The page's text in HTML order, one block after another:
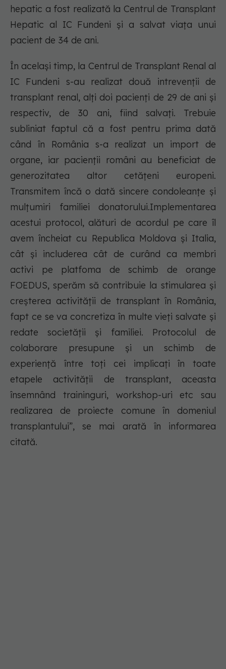
hepatic a fost realizată la Centrul de Transplant
Hepatic al IC Fundeni şi a salvat viaţa unui
pacient de 34 de ani.
În acelaşi timp, la Centrul de Transplant Renal al
IC Fundeni s-au realizat două intrevenţii de
transplant renal, alţi doi pacienţi de 29 de ani şi
respectiv, de 30 ani, fiind salvaţi. Trebuie
subliniat faptul că a fost pentru prima dată
când în România s-a realizat un import de
organe, iar pacienţii români au beneficiat de
generozitatea altor cetăţeni europeni.
Transmitem încă o dată sincere condoleanţe şi
mulţumiri familiei donatorului.Implementarea
acestui protocol, alături de acordul pe care îl
avem încheiat cu Republica Moldova şi Italia,
cât şi includerea cât de curând ca membri
activi pe platfoma de schimb de orange
FOEDUS, sperăm să contribuie la stimularea şi
creşterea activităţii de transplant în România,
fapt ce se va concretiza în multe vieţi salvate şi
redate societăţii şi familiei. Protocolul de
colaborare presupune și un schimb de
experiență între toți cei implicați în toate
etapele activităţii de transplant, aceasta
însemnând traininguri, workshop-uri etc sau
realizarea de proiecte comune în domeniul
transplantului”, se mai arată în informarea
citată.